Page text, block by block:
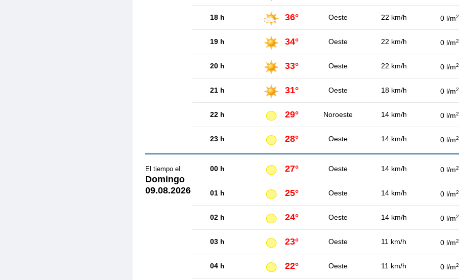
18 h 36° Oeste 22 km/h 0 l/m2
19 h 34° Oeste 22 km/h 0 l/m2
20 h 33° Oeste 22 km/h 0 l/m2
21 h 31° Oeste 18 km/h 0 l/m2
22 h 29° Noroeste 14 km/h 0 l/m2
23 h 28° Oeste 14 km/h 0 l/m2
El tiempo el
Domingo
09.08.2026
00 h 27° Oeste 14 km/h 0 l/m2
01 h 25° Oeste 14 km/h 0 l/m2
02 h 24° Oeste 14 km/h 0 l/m2
03 h 23° Oeste 11 km/h 0 l/m2
04 h 22° Oeste 11 km/h 0 l/m2